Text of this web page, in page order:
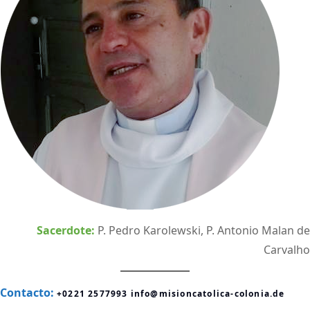
Sacerdote: P. Pedro Karolewski, P. Antonio Malan de
Carvalho
Contacto: +0221 2577993 info@misioncatolica-colonia.de